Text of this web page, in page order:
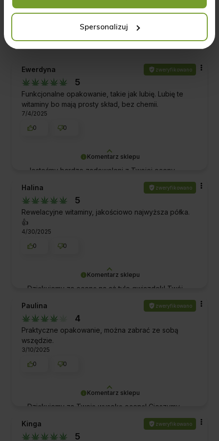
Spersonalizuj
Wyczyść Szukaj
Komentarz sklepu
Jesteśmy bardzo zadowoleni z Twojej oceny
naszej pracy i produktów! Dziękujemy za wsparcie
i za to, że jesteś z nami. Pozdrawiamy!
Ewerdyna zweryfikowano
5
Funkcjonalne opakowanie, takie jak lubię. Lubię te
witaminy bo mają prosty skład, bez chemii.
7/4/2025
0
0
Komentarz sklepu
Dziękujemy za ocenę na aż tyle gwiazdek! Twój
pozytywny feedback sprawia, że cały zespół
czuje się dumny i zmotywowany do jeszcze
lepszej pracy. Pozdrawiamy!
Halina zweryfikowano
5
Rewelacyjne witaminy, jakościowo najwyższa półka.
👍️
4/30/2025
0
0
Komentarz sklepu
Dziękujemy za Twoją wysoką ocenę! Cieszymy
się, że nasze produkty spełniły Twoje
oczekiwania. Doceniamy Twoje wsparcie i mamy
nadzieję, że będziemy mieli przyjemność obsłużyć
Paulina zweryfikowano
4
Praktyczne opakowanie, można zabrać ze sobą
wszędzie.
3/10/2025
0
0
Kinga zweryfikowano
5